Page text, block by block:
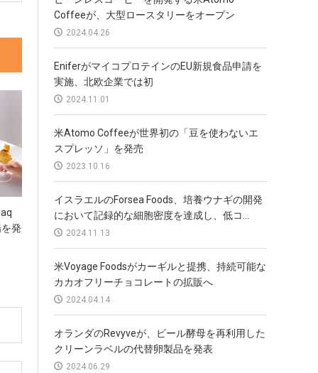
発
EniferがマイコプロテインのEU新規食品申請を
実施、北欧企業では初
米Atomo Coffeeが世界初の「豆を使わないエ
スプレッソ」を発売
イスラエルのForsea Foods、培養ウナギの開発
において記録的な細胞密度を達成し、低コ...
米Voyage Foodsがカーギルと提携、持続可能な
カカオフリーチョコレートの拡販へ
オランダのRevyveが、ビール酵母を再利用した
クリーンラベルの代替卵製品を発表
フランスの培養フォアグラメーカーGourmey
が、EUほか4カ国で規制当局への認可申請を実